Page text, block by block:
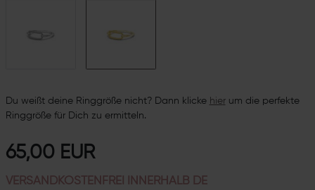
Du weißt deine Ringgröße nicht? Dann klicke hierum die perfekte
Ringgröße für Dich zu ermitteln.
65,00 EUR
VERSANDKOSTENFREI INNERHALB DE